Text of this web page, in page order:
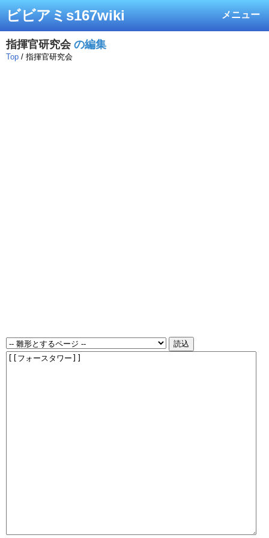
メニュー
ビビアミs167wiki
指揮官研究会の編集
Top / 指揮官研究会